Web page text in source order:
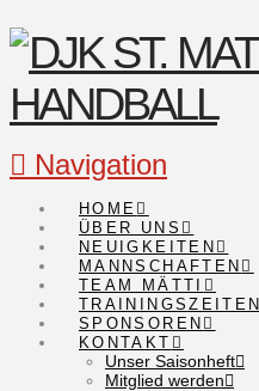
Navigation
HOME
ÜBER UNS
NEUIGKEITEN
MANNSCHAFTEN
TEAM MÄTTI
TRAININGSZEITEN
SPONSOREN
KONTAKT
Unser Saisonheft
Mitglied werden